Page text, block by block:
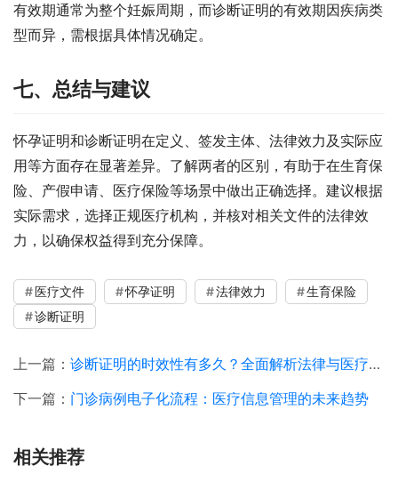
有效期通常为整个妊娠周期，而诊断证明的有效期因疾病类
型而异，需根据具体情况确定。
七、总结与建议
怀孕证明和诊断证明在定义、签发主体、法律效力及实际应
用等方面存在显著差异。了解两者的区别，有助于在生育保
险、产假申请、医疗保险等场景中做出正确选择。建议根据
实际需求，选择正规医疗机构，并核对相关文件的法律效
力，以确保权益得到充分保障。
医疗文件 怀孕证明 法律效力
生育保险
诊断证明
上一篇： 诊断证明的时效性有多久？全面解析法律与医疗实践中的关键问题
下一篇： 门诊病例电子化流程：医疗信息管理的未来趋势
相关推荐